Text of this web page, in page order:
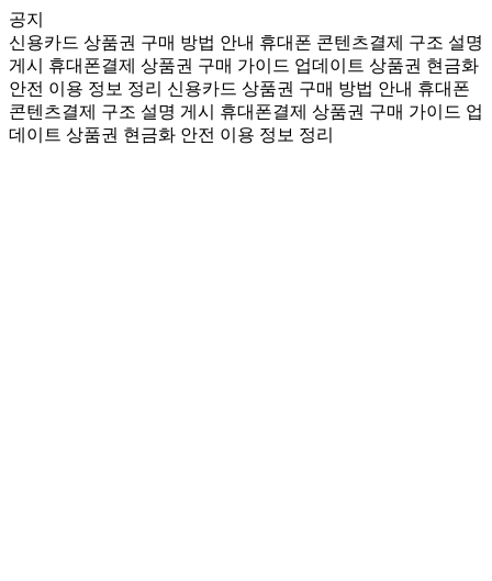
공지
신용카드 상품권 구매 방법 안내 휴대폰 콘텐츠결제 구조 설명
게시
휴대폰결제 상품권 구매 가이드 업데이트 상품권 현금화
안전 이용 정보 정리 신용카드 상품권 구매 방법 안내 휴대폰
콘텐츠결제 구조 설명 게시
휴대폰결제 상품권 구매 가이드 업
데이트 상품권 현금화 안전 이용 정보 정리